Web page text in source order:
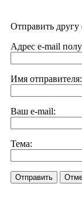
Отправить другу
Адрес e-mail
Имя отправителя:
Ваш e-mail:
Тема:
Отправить